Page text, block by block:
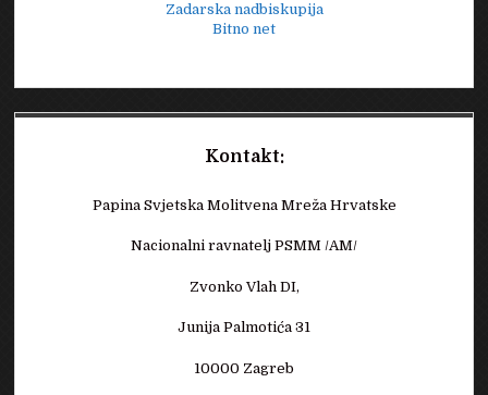
Zadarska nadbiskupija
Bitno net
Kontakt:
Papina Svjetska Molitvena Mreža Hrvatske
Nacionalni ravnatelj PSMM /AM/
Zvonko Vlah DI,
Junija Palmotića 31
10000 Zagreb